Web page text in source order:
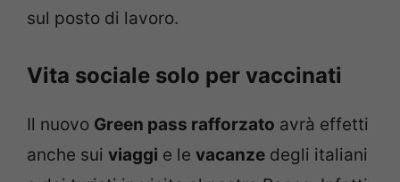
sul posto di lavoro.
Vita sociale solo per vaccinati
Il nuovo Green pass rafforzato avrà effetti
anche sui viaggi e le vacanze degli italiani